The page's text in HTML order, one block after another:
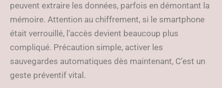
peuvent extraire les données, parfois en démontant la
mémoire. Attention au chiffrement, si le smartphone
était verrouillé, l’accès devient beaucoup plus
compliqué. Précaution simple, activer les
sauvegardes automatiques dès maintenant, C’est un
geste préventif vital.